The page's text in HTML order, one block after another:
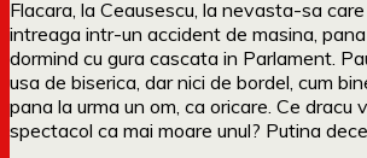
Flacara, la Ceausescu, la nevasta-sa
intreaga intr-un accident de masina,
dormind cu gura cascata in Parlament.
usa de biserica, dar nici de bordel, cum
pana la urma un om, ca oricare. Ce dracu
spectacol ca mai moare unul? Putina